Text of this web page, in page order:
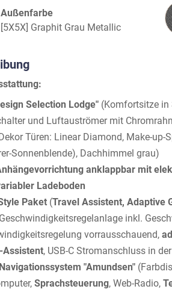
Außenfarbe
[5X5X] Graphit Grau Metallic
Selection Lodge" (Komfortsitze in
und Luftauströmer mit
Türen: Linear Diamond, Make-up-
Sonnenblende), Dachhimmel grau)
anklappbar mit
Ladeboden
Paket (Travel Assistent, Adaptive
inkl.
vorrausschauend,
Assistent, USB-C Stromanschluss in
"Amundsen"
Sprachsteuerung, Web-Radio,